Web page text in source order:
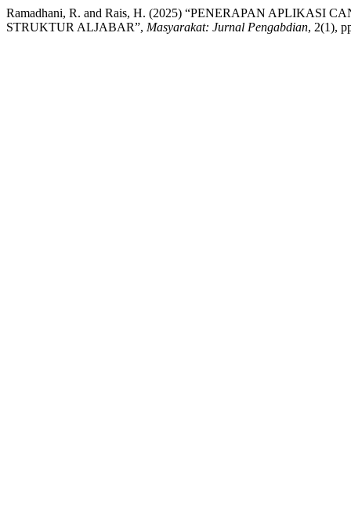
Ramadhani, R. and Rais, H. (2025) “PENERAPAN
STRUKTUR ALJABAR”, Masyarakat: Jurnal Pengabdian, 2(1),